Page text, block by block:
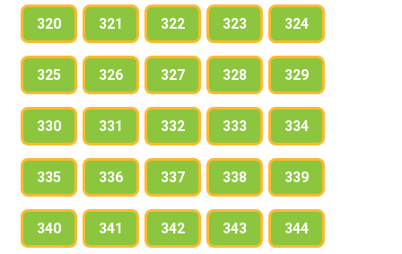
320 321 322 323 324
325 326 327 328 329
330 331 332 333 334
335 336 337 338 339
340 341 342 343 344